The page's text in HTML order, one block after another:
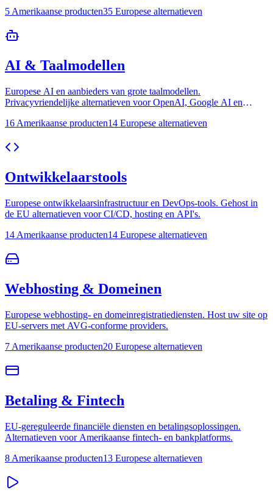
5 Amerikaanse producten35 Europese alternatieven
AI & Taalmodellen
Europese AI en aanbieders van grote taalmodellen.
Privacyvriendelijke alternatieven voor OpenAI, Google AI en
16 Amerikaanse producten14 Europese alternatieven
Ontwikkelaarstools
Europese ontwikkelaarsinfrastructuur en DevOps-tools. Gehost in
de EU alternatieven voor CI/CD, hosting en API's.
14 Amerikaanse producten14 Europese alternatieven
Webhosting & Domeinen
Europese webhosting- en domeinregistratiediensten. Host uw site op
EU-servers met AVG-conforme providers.
7 Amerikaanse producten20 Europese alternatieven
Betaling & Fintech
EU-gereguleerde financiële diensten en betalingsoplossingen.
Alternatieven voor Amerikaanse fintech- en bankplatforms.
8 Amerikaanse producten13 Europese alternatieven